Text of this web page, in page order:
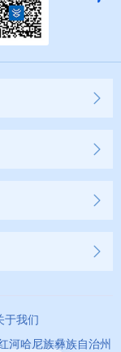
于我们
河哈尼族彝族自治州